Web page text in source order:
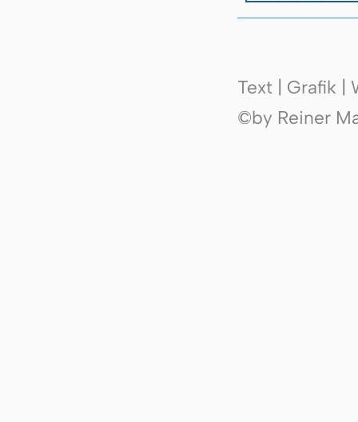
Text | Grafik |
©by Reiner